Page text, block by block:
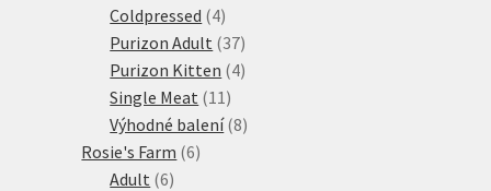
produktů
Coldpressed 44
produkty
Purizon Adult 3737
produktů
Purizon Kitten 44
Single Meat 11 11
produktů
Výhodné balení 88
Rosie's Farm 66
Adult 66